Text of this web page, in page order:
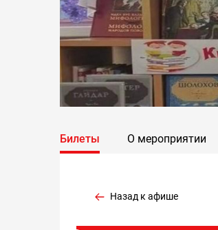
Билеты О мероприятии
Назад к афише